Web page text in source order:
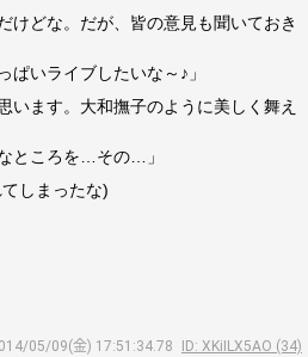
けどな。だが、皆の意見も聞いておき
ぱいライブしたいな～♪」
います。大和撫子のように美しく舞え
ところを…その…」
しまったな)
05/09(金) 17:51:34.78
ID: XKiILX5AO (34)